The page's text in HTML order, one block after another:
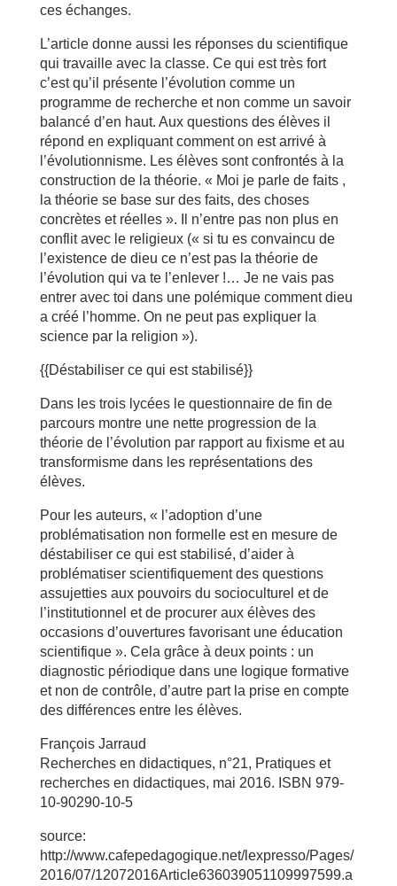
ces échanges.
L’article donne aussi les réponses du scientifique
qui travaille avec la classe. Ce qui est très fort
c’est qu’il présente l’évolution comme un
programme de recherche et non comme un savoir
balancé d’en haut. Aux questions des élèves il
répond en expliquant comment on est arrivé à
l’évolutionnisme. Les élèves sont confrontés à la
construction de la théorie. « Moi je parle de faits ,
la théorie se base sur des faits, des choses
concrètes et réelles ». Il n’entre pas non plus en
conflit avec le religieux (« si tu es convaincu de
l’existence de dieu ce n’est pas la théorie de
l’évolution qui va te l’enlever !… Je ne vais pas
entrer avec toi dans une polémique comment dieu
a créé l’homme. On ne peut pas expliquer la
science par la religion »).
{{Déstabiliser ce qui est stabilisé}}
Dans les trois lycées le questionnaire de fin de
parcours montre une nette progression de la
théorie de l’évolution par rapport au fixisme et au
transformisme dans les représentations des
élèves.
Pour les auteurs, « l’adoption d’une
problématisation non formelle est en mesure de
déstabiliser ce qui est stabilisé, d’aider à
problématiser scientifiquement des questions
assujetties aux pouvoirs du socioculturel et de
l’institutionnel et de procurer aux élèves des
occasions d’ouvertures favorisant une éducation
scientifique ». Cela grâce à deux points : un
diagnostic périodique dans une logique formative
et non de contrôle, d’autre part la prise en compte
des différences entre les élèves.
François Jarraud
Recherches en didactiques, n°21, Pratiques et
recherches en didactiques, mai 2016. ISBN 979-
10-90290-10-5
source:
http://www.cafepedagogique.net/lexpresso/Pages/
2016/07/12072016Article636039051109997599.a